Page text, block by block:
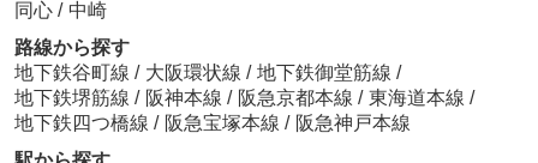
同心 / 中崎
路線から探す
地下鉄谷町線 / 大阪環状線 / 地下鉄御堂筋線 /
地下鉄堺筋線 / 阪神本線 / 阪急京都本線 / 東海道本線 /
地下鉄四つ橋線 / 阪急宝塚本線 / 阪急神戸本線